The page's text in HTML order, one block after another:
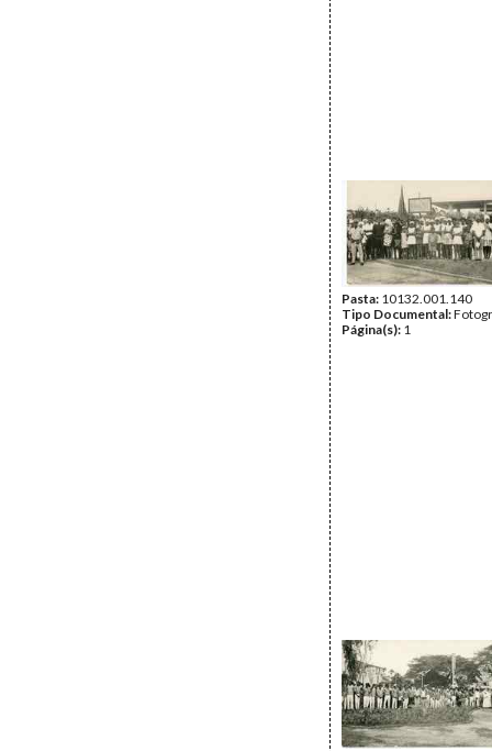
Pasta: 10132.001.140
Tipo Documental:
Página(s): 1